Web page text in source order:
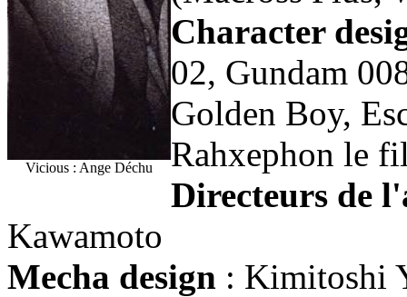
Vicious : Ange Déchu
Character
02, Gundam
Golden Boy,
Rahxephon le
Directeurs de
Kawamoto
Mecha design : Kimitoshi